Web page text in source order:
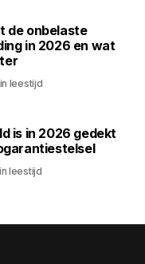
de onbelaste
in 2026 en wat
leestijd
is in 2026 gedekt
leestijd